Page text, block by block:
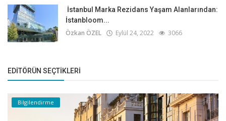
İstanbul Marka Rezidans Yaşam Alanlarından:
İstanbloom...
Özkan ÖZEL Eylül 24, 2022 3066
EDITÖRÜN SEÇTIKLERI
Bilgilendirme